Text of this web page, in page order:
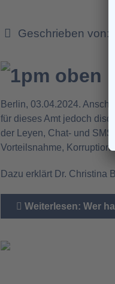
Geschrieben von:
Berlin, 03.04.2024.
für dieses Amt jedoch
der Leyen, Chat- und
Vorteilsnahme, Korruption
Dazu erklärt Dr. Christina
Weiterlesen: Wer